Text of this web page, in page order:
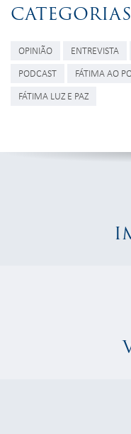
CATEGORIAS
OPINIÃO ENTREVISTA
PODCAST
FÁTIMA AO
FÁTIMA LUZ E PAZ